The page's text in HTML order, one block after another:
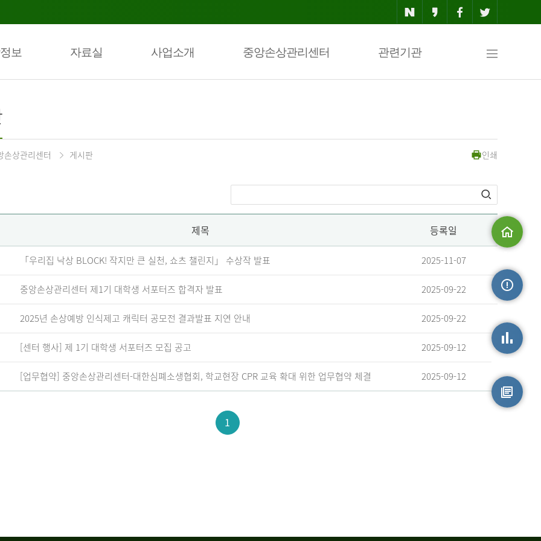
보 자료실 사업소개 중앙손상관리센터 관련기관
맵
손상관리센터 게시판 인쇄
제목 등록일
「우리집 낙상 BLOCK! 작지만 큰 실천, 쇼츠 챌린지」 수상작 발표 2025-11-07
중앙손상관리센터 제1기 대학생 서포터즈 합격자 발표 2025-09-22
2025년 손상예방 인식제고 캐릭터 공모전 결과발표 지연 안내 2025-09-22
[센터 행사] 제 1기 대학생 서포터즈 모집 공고 2025-09-12
[업무협약] 중앙손상관리센터-대한심폐소생협회, 학교현장 CPR 교육 확대 위한 업무협약 체결 2025-09-12
1